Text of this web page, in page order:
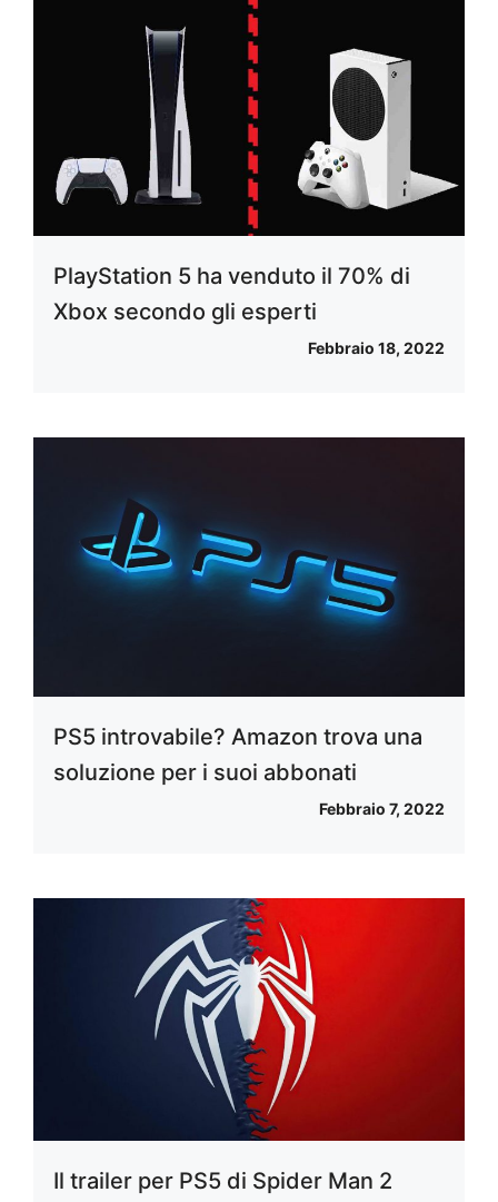
PlayStation 5 ha venduto il 70% di
Xbox secondo gli esperti
Febbraio 18, 2022
PS5 introvabile? Amazon trova una
soluzione per i suoi abbonati
Febbraio 7, 2022
Il trailer per PS5 di Spider Man 2